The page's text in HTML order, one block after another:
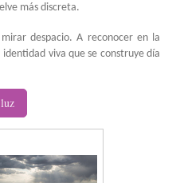
más discreta.
despacio. A reconocer en la
viva que se construye día